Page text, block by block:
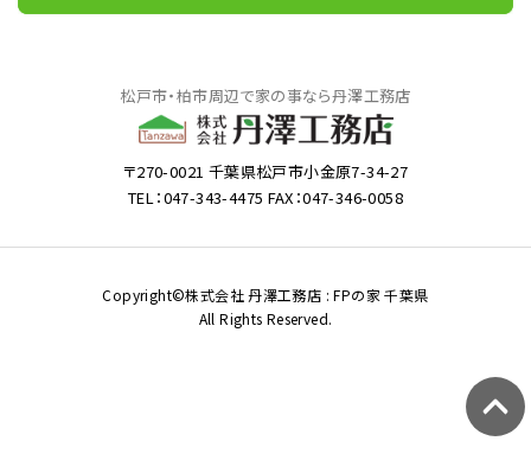
松戸市・柏市周辺で家の事なら丹澤工務店
〒270-0021 千葉県松戸市小金原7-34-27
TEL：047-343-4475 FAX：047-346-0058
Copyright©株式会社 丹澤工務店 : FPの家 千葉県
All Rights Reserved.